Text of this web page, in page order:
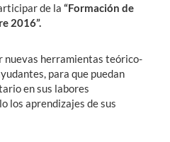
de la “Formación de
2016”.
nuevas herramientas teórico-
para que puedan
en sus labores
los aprendizajes de sus